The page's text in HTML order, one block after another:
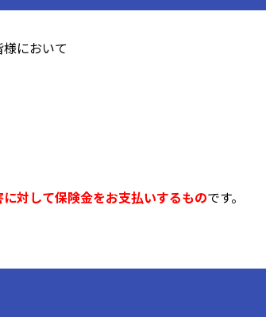
において
対して保険金をお支払いするものです。